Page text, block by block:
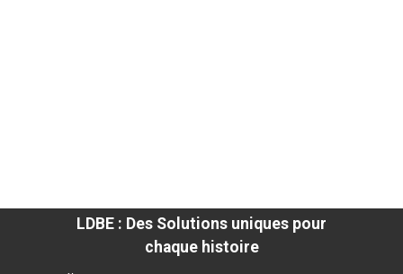
LDBE : Des Solutions uniques pour
chaque histoire